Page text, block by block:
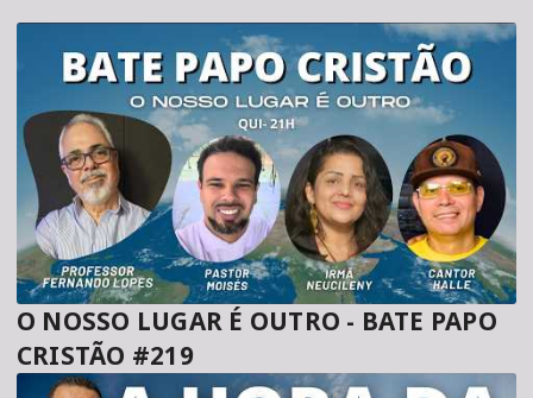
O NOSSO LUGAR É OUTRO - BATE PAPO
CRISTÃO #219